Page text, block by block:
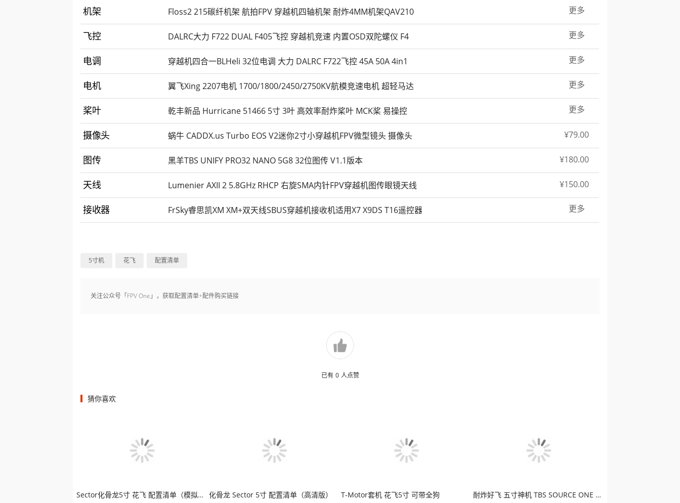
机架 Floss2 215碳纤机架 航拍FPV 穿越机四轴机架 耐炸4MM机架QAV210 更多
飞控 DALRC大力 F722 DUAL F405飞控 穿越机竞速 内置OSD双陀螺仪 F4 更多
电调 穿越机四合一BLHeli 32位电调 大力 DALRC F722飞控 45A 50A 4in1 更多
电机 翼飞Xing 2207电机 1700/1800/2450/2750KV航模竞速电机 超轻马达 更多
桨叶 乾丰新品 Hurricane 51466 5寸 3叶 高效率耐炸桨叶 MCK桨 易操控 更多
摄像头 蜗牛 CADDX.us Turbo EOS V2迷你2寸小穿越机FPV微型镜头 摄像头 ¥79.00
图传 黑羊TBS UNIFY PRO32 NANO 5G8 32位图传 V1.1版本 ¥180.00
天线 Lumenier AXII 2 5.8GHz RHCP 右旋SMA内针FPV穿越机图传眼镜天线 ¥150.00
接收器 FrSky睿思凯XM XM+双天线SBUS穿越机接收机适用X7 X9DS T16遥控器 更多
5寸机 花飞 配置清单
关注公众号「FPV One」，获取配置清单+配件购买链接
已有 0 人点赞
猜你喜欢
Sector化骨龙5寸 花飞 配置清单（模拟版） 化骨龙 Sector 5寸 配置清单（高清版） T-Motor套机 花飞5寸 可带全狗 耐炸好飞 五寸神机 TBS SOURCE ONE 老司机最爱